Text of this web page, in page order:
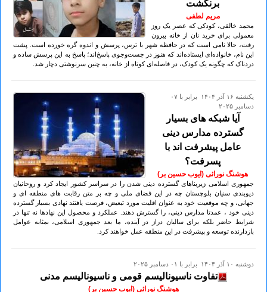
برنگشت
مریم لطفی
محمد خالقی، کودکی که عصر یک روز
معمولی برای خرید نان از خانه بیرون
رفت، حالا نامی است که در حافظه شهر با ترس، پرسش و اندوه گره خورده است. پشت
این نام، خانواده‌ای ایستاده‌اند که هنوز در جست‌وجوی پاسخ‌اند؛ پاسخ به این پرسش ساده و
دردناک که چگونه یک کودک، در فاصله‌ای کوتاه از خانه، به چنین سرنوشتی دچار شد.
يكشنبه ۱۶ آذر ۱۴۰۴ برابر با ۰۷
دسامبر ۲۰۲۵
آیا شبکه های بسیار
گسترده مدارس دینی
عامل پیشرفت اند با
پسرفت؟
هوشنگ نورائی (ایوب حسین بر)
جمهوری اسلامی زیربناهای گسترده دینی شدن را در سراسر کشور ایجاد کرد و روحانیان
دیوبندی سنیان بلوچستان چه در این فضای ملی و چه بر متن رقابت های منطقه ای و
جهانی، و چه موقعیت خود به عنوان اقلیت مورد تبعیض، فرصت یافتند نهادی بسیار گسترده
دینی خود ، عمدتا مدارس دینی، را گسترش دهند. عملکرد و محصول این نهادها نه تنها در
شرایط حاضر بلکه برای سالیان دراز در آینده، ما بعد جمهوری اسلامی، بمثابه عوامل
بازدارنده توسعه و پیشرفت در این منطقه عمل خواهند کرد.
دوشنبه ۱۰ آذر ۱۴۰۴ برابر با ۰۱ دسامبر ۲۰۲۵
تفاوت ناسیونالیسم قومی و ناسیونالیسم مدنی
هوشنگ نورائی (ایوب حسین بر)